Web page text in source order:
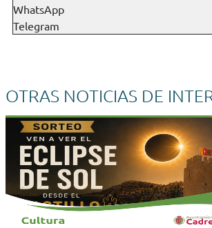
WhatsApp
Telegram
OTRAS NOTICIAS DE